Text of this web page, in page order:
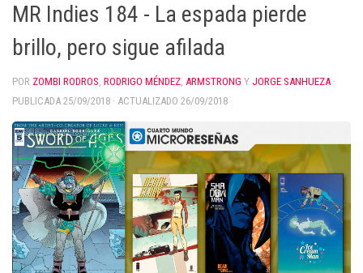
MR Indies 184 - La espada pierde
brillo, pero sigue afilada
POR ZOMBI RODROS, RODRIGO MÉNDEZ, ARMSTRONG Y JORGE SANHUEZA ·
PUBLICADA 25/09/2018 · ACTUALIZADO 26/09/2018